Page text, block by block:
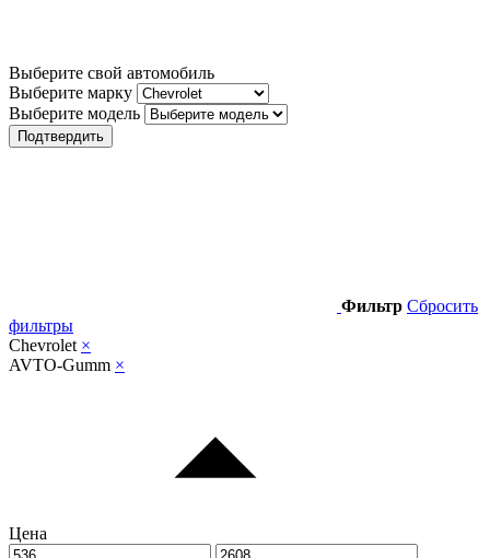
Выберите свой автомобиль
Выберите марку
Выберите модель
Подтвердить
Фильтр Сбросить
фильтры
Chevrolet ×
AVTO-Gumm ×
Цена